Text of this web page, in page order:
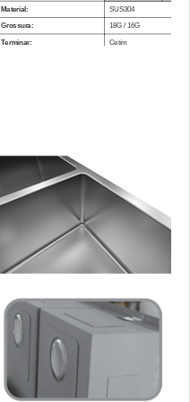
Material: SUS304
Grossura: 18G / 16G
Terminar: Cetim